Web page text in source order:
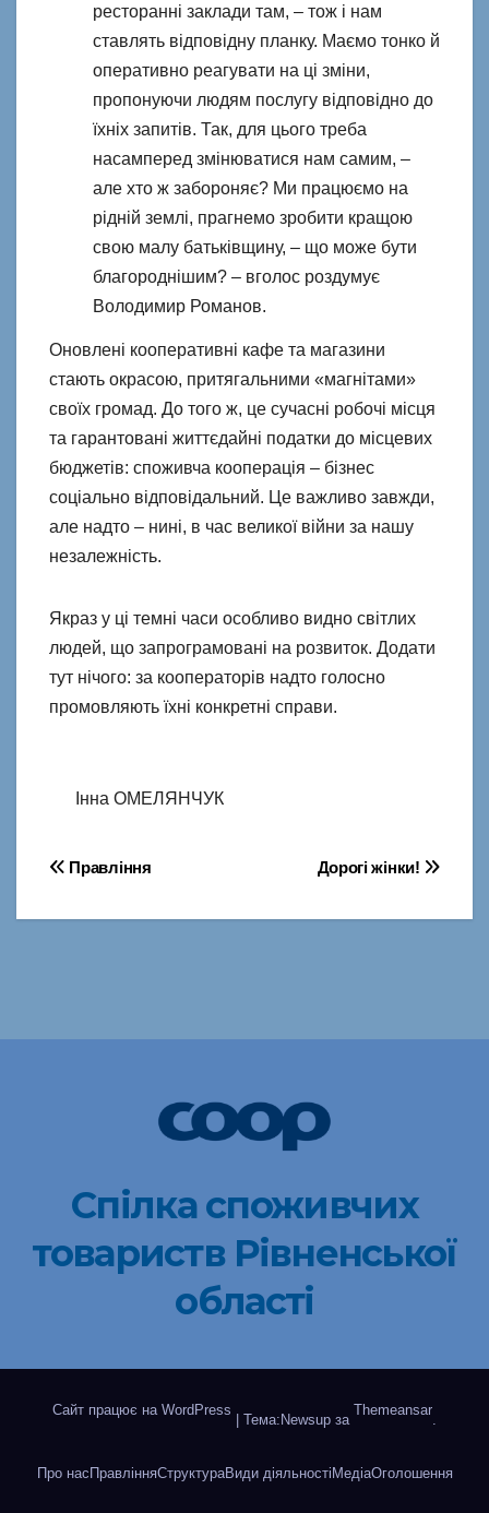
ресторанні заклади там, – тож і нам
ставлять відповідну планку. Маємо тонко й
оперативно реагувати на ці зміни,
пропонуючи людям послугу відповідно до
їхніх запитів. Так, для цього треба
насамперед змінюватися нам самим, –
але хто ж забороняє? Ми працюємо на
рідній землі, прагнемо зробити кращою
свою малу батьківщину, – що може бути
благороднішим? – вголос роздумує
Володимир Романов.
Оновлені кооперативні кафе та магазини
стають окрасою, притягальними «магнітами»
своїх громад. До того ж, це сучасні робочі місця
та гарантовані життєдайні податки до місцевих
бюджетів: споживча кооперація – бізнес
соціально відповідальний. Це важливо завжди,
але надто – нині, в час великої війни за нашу
незалежність.
Якраз у ці темні часи особливо видно світлих
людей, що запрограмовані на розвиток. Додати
тут нічого: за кооператорів надто голосно
промовляють їхні конкретні справи.
Інна ОМЕЛЯНЧУК
Навігація
записів
Дорогі жінки!
Правління
Спілка споживчих
товариств Рівненської
області
Сайт працює на WordPress
Тема:Newsup за
Themeansar
.
Про насПравлінняСтруктураВиди діяльностіМедіаОголошення